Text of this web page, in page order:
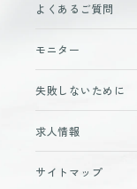
よくあるご質問
モニター
失敗しないために
求人情報
サイトマップ